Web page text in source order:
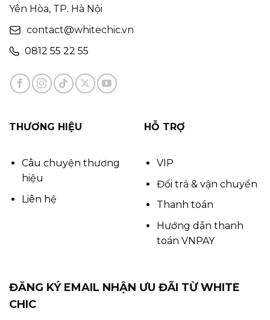
Yên Hòa, TP. Hà Nội
contact@whitechic.vn
0812 55 22 55
THƯƠNG HIỆU
Câu chuyện thương
hiệu
Liên hệ
HỖ TRỢ
VIP
Đổi trả & vận chuyển
Thanh toán
Hướng dẫn thanh
toán VNPAY
ĐĂNG KÝ EMAIL NHẬN ƯU ĐÃI TỪ WHITE
CHIC